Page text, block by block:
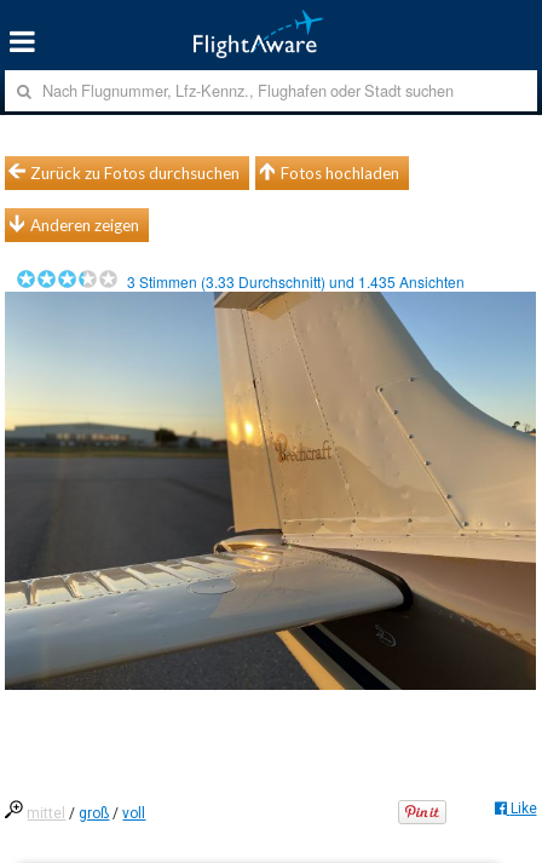
Zurück zu Fotos durchsuchen Fotos hochladen
Anderen zeigen
3 Stimmen (3.33 Durchschnitt) und 1.435 Ansichten
mittel /groß /voll Like